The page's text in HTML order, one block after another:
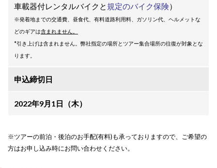
車載器付レンタルバイクと 規定のバイク保険）
※発着地までの交通費 、昼食代 、有料道路利用料、ガソリン代、ヘルメットな
どのギアは含まれません。
*引き上げは含まれません。弊社指定の場所とツアー集合場所の往復が対象とな
ります。
申込締切日
2022年9月1日（木）
※ツアーの前泊・後泊のお手配(有料)も承っておりますので、ご希望の
方はお申し込み時にお問い合わせください。